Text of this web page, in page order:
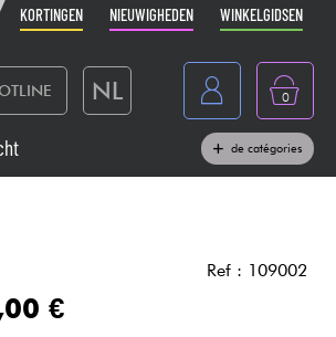
KORTINGEN NIEUWIGHEDEN WINKELGIDSEN
NL 0
de catégories
Ref : 109002
€